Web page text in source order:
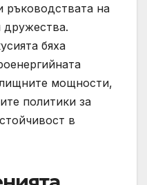
ръководствата на
бяха
мощности,
политики за
в